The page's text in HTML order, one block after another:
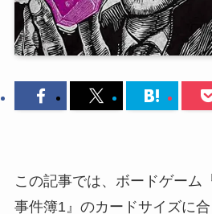
この記事では、ボードゲーム
事件簿1』のカードサイズに